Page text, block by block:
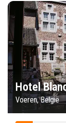
Hotel
Voeren, België